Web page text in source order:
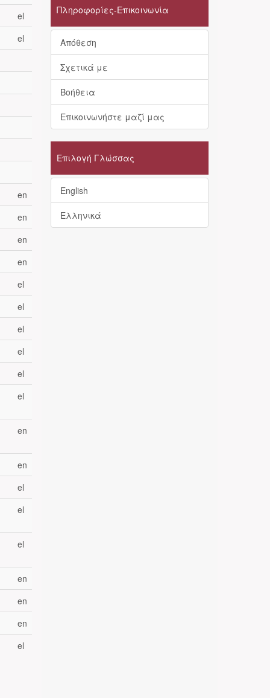
el
el
en
en
en
en
el
el
el
el
el
el
en
en
el
el
el
en
en
en
el
Πληροφορίες-Επικοινωνία
Απόθεση
Σχετικά με
Βοήθεια
Επικοινωνήστε μαζί μας
Επιλογή Γλώσσας
English
Ελληνικά